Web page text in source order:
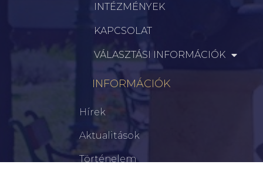
INTÉZMÉNYEK
KAPCSOLAT
VÁLASZTÁSI INFORMÁCIÓK
INFORMÁCIÓK
Hírek
Aktualitások
Történelem